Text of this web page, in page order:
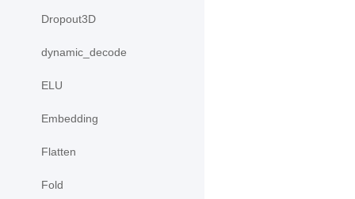
Dropout3D
dynamic_decode
ELU
Embedding
Flatten
Fold